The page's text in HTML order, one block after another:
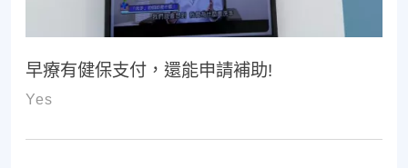
早療有健保支付，還能申請補助!
Yes